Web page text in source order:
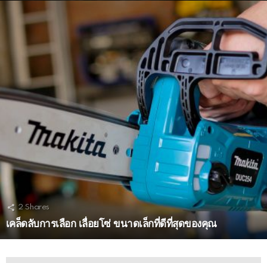
2 Shares
เคล็ดลับการเลือก เลื่อยโซ่ ขนาดเล็กที่ดีที่สุดของคุณ